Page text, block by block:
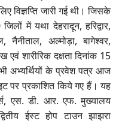
विज्ञप्ति जारी गई थी। जिसके
में यथा देहरादून, हरिद्वार,
नैनीताल, अल्मोड़ा, बागेश्वर,
एवं शारीरिक दक्षता दिनांक 15
अभ्यर्थियों के प्रवेश पत्र आज
पर प्रकाशित किये गए हैं। यह
एस. डी. आर. एफ. मुख्यालय
ईस्ट होप टाउन झाझरा